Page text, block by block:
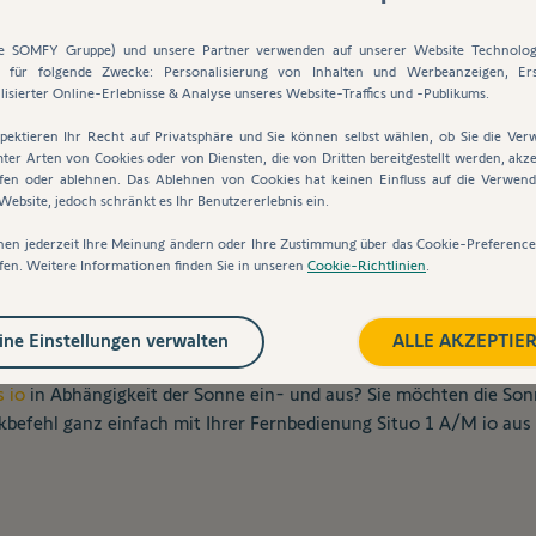
Sie Ihre Markisen, Rolläden u.v.m. automatisiert in
Sie Ihre Rolläden und Ihre Markise bequem und
De-/Aktivierung von Automatikbefehlen:
die Fernbedienung Situo 1 A/M io in die jeweiligen
doch auf einmal fahren alle Rolläden dankZeitschaltuhr
nutzen Sie einfach die Deaktivierung des
und steuern Sie Ihre Rolläden automatisch zu bestimmten
io in Abhängigkeit der Sonne ein- und aus? Sie möchten die
ganz einfach mit Ihrer Fernbedienung Situo 1 A/M io aus
SOMFY Gruppe) und unsere Partner verwenden auf unserer Website
für folgende Zwecke: Personalisierung von Inhalten und Werbeanzeigen,
Online-Erlebnisse & Analyse unseres Website-Traffics und -Publikums.
Ihr Recht auf Privatsphäre und Sie können selbst wählen, ob Sie die
Arten von Cookies oder von Diensten, die von Dritten bereitgestellt werden,
oder ablehnen. Das Ablehnen von Cookies hat keinen Einfluss auf die
jedoch schränkt es Ihr Benutzererlebnis ein.
jederzeit Ihre Meinung ändern oder Ihre Zustimmung über das Cookie-
Weitere Informationen finden Sie in unseren Cookie-Richtlinien
ALLE
Einstellungen verwalten